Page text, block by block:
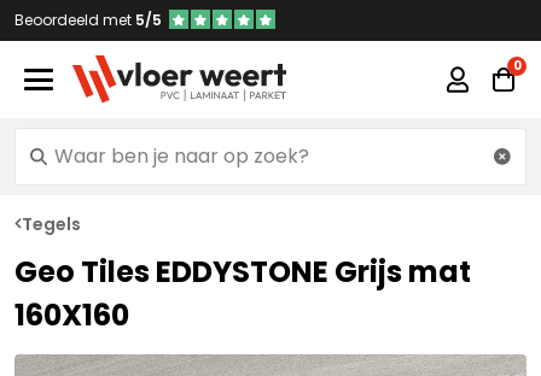
Beoordeeld met 5/5
Tegels
Geo Tiles EDDYSTONE Grijs mat
160X160